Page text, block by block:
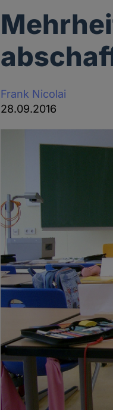
Frank Nicolai
28.09.2016